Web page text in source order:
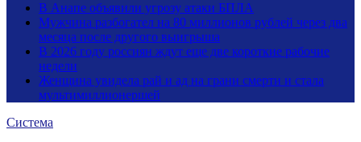
В Анапе объявили угрозу атаки БПЛА
Мужчина разбогател на 80 миллионов рублей через два
месяца после другого выигрыша
В 2026 году россиян ждут еще две короткие рабочие
недели
Женщина увидела рай и ад на грани смерти и стала
мультимиллионершей
Система